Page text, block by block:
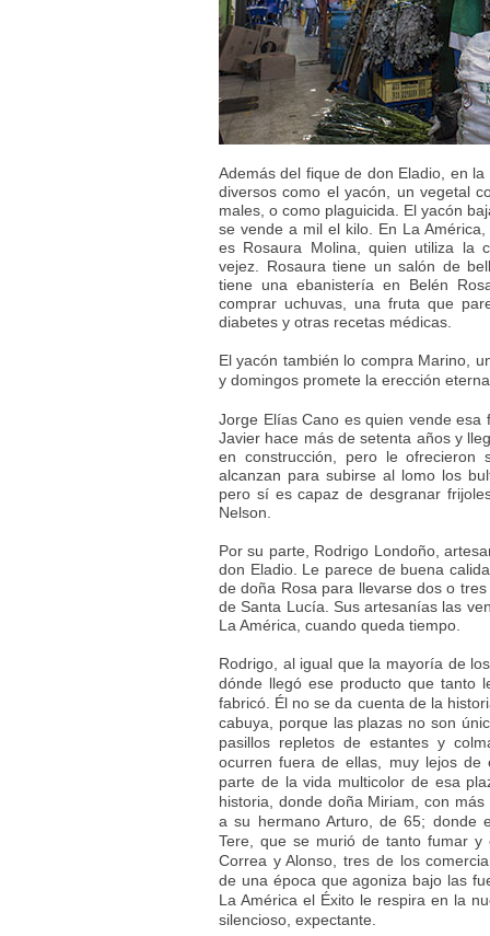
Además del fique de don Eladio, en
diversos como el yacón, un vegetal
males, o como plaguicida. El yacón
se vende a mil el kilo. En La
es Rosaura Molina, quien utiliza la
vejez. Rosaura tiene un salón de
tiene una ebanistería en Belén
comprar uchuvas, una fruta que
diabetes y otras recetas médicas.
El yacón también lo compra Marino,
y domingos promete la erección
Jorge Elías Cano es quien vende
Javier hace más de setenta años y
en construcción, pero le
alcanzan para subirse al lomo los
pero sí es capaz de desgranar
Nelson.
Por su parte, Rodrigo Londoño,
don Eladio. Le parece de buena
de doña Rosa para llevarse dos o
de Santa Lucía. Sus artesanías las
La América, cuando queda tiempo.
Rodrigo, al igual que la mayoría de
dónde llegó ese producto que tanto
fabricó. Él no se da cuenta de la
cabuya, porque las plazas no son
pasillos repletos de estantes y
ocurren fuera de ellas, muy lejos de
parte de la vida multicolor de esa
historia, donde doña Miriam, con
a su hermano Arturo, de 65; donde
Tere, que se murió de tanto fumar y
Correa y Alonso, tres de los
de una época que agoniza bajo las
La América el Éxito le respira en la
silencioso, expectante.